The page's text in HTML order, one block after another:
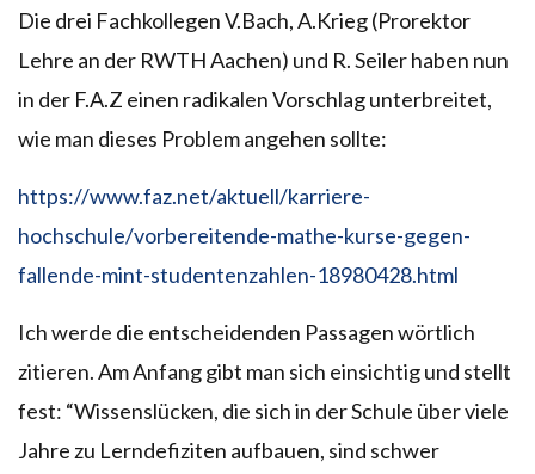
Die drei Fachkollegen V.Bach, A.Krieg (Prorektor
Lehre an der RWTH Aachen) und R. Seiler haben nun
in der F.A.Z einen radikalen Vorschlag unterbreitet,
wie man dieses Problem angehen sollte:
https://www.faz.net/aktuell/karriere-
hochschule/vorbereitende-mathe-kurse-gegen-
fallende-mint-studentenzahlen-18980428.html
Ich werde die entscheidenden Passagen wörtlich
zitieren. Am Anfang gibt man sich einsichtig und stellt
fest: “Wissenslücken, die sich in der Schule über viele
Jahre zu Lerndefiziten aufbauen, sind schwer